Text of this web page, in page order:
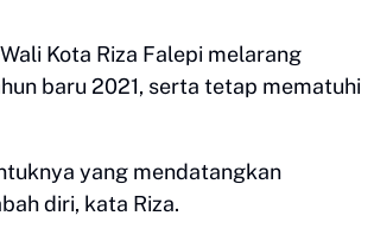
Kota Riza Falepi melarang
baru 2021, serta tetap mematuhi
yang mendatangkan
diri, kata Riza.